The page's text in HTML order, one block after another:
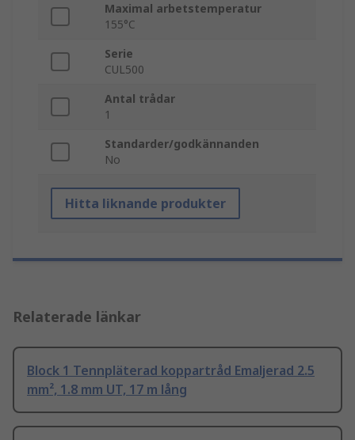
Maximal arbetstemperatur
155°C
Serie
CUL500
Antal trådar
1
Standarder/godkännanden
No
Hitta liknande produkter
Relaterade länkar
Block 1 Tennpläterad koppartråd Emaljerad 2.5
mm², 1.8 mm UT, 17 m lång